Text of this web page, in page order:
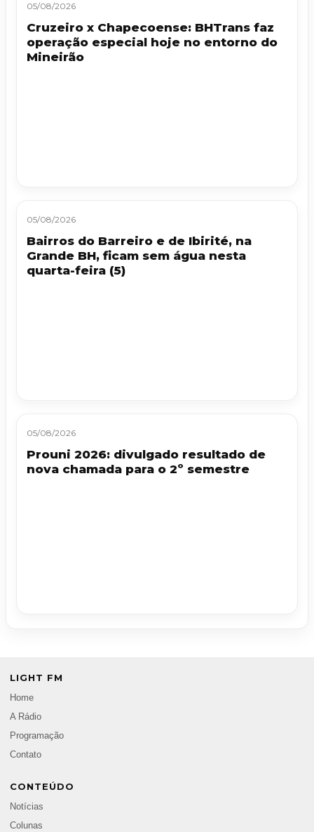
05/08/2026
Cruzeiro x Chapecoense: BHTrans faz
operação especial hoje no entorno do
Mineirão
05/08/2026
Bairros do Barreiro e de Ibirité, na
Grande BH, ficam sem água nesta
quarta-feira (5)
05/08/2026
Prouni 2026: divulgado resultado de
nova chamada para o 2º semestre
LIGHT FM
Home
A Rádio
Programação
Contato
CONTEÚDO
Notícias
Colunas